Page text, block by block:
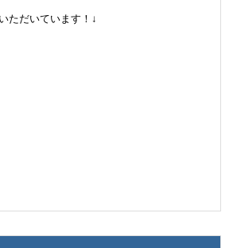
ただいています！↓